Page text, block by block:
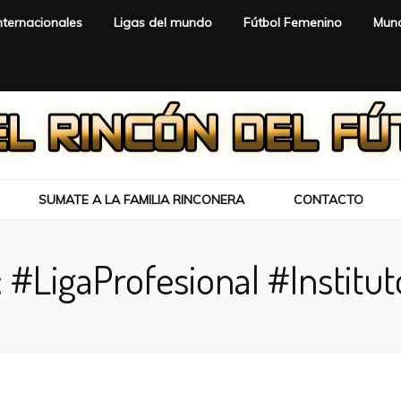
Ligas del mundo Fútbol Femenino
SUMATE A LA FAMILIA RINCONERA CONTACTO
#LigaProfesional